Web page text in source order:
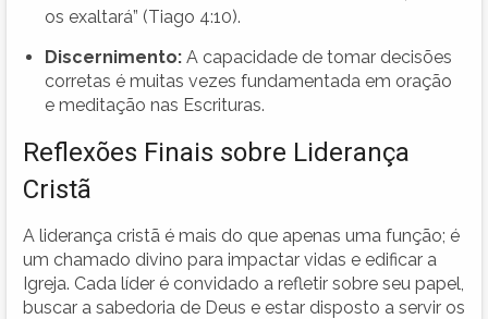
os exaltará” (Tiago 4:10).
Discernimento: A capacidade de tomar decisões
corretas é muitas vezes fundamentada em oração
e meditação nas Escrituras.
Reflexões Finais sobre Liderança
Cristã
A liderança cristã é mais do que apenas uma função; é
um chamado divino para impactar vidas e edificar a
Igreja. Cada líder é convidado a refletir sobre seu papel,
buscar a sabedoria de Deus e estar disposto a servir os